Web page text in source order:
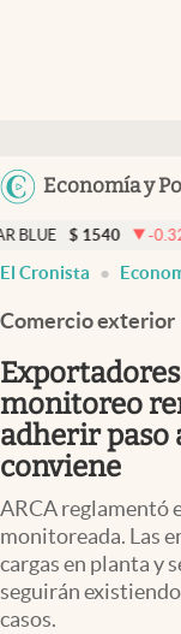
Economía y
Members
Economía y Política
Finanzas y Mercados
Mercados Online
Negocios
Columnistas
Otras secciones
Apertura
Infotechnology
Clase
-0.32% DÓLAR
El Cronista
Comercio exterior
monitoreo
adherir paso
conviene
ARCA reglamentó
monitoreada. Las
cargas en planta y
seguirán
casos.